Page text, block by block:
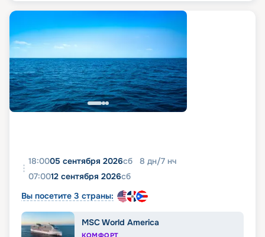
18:0005 сентября 2026сб 8 дн/7 нч
07:0012 сентября 2026сб
Вы посетите 3 страны:
MSC World America
КОМФОРТ